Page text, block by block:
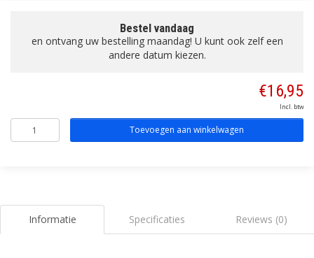
Bestel vandaag
en ontvang uw bestelling maandag! U kunt ook zelf een
andere datum kiezen.
€16,95
Incl. btw
Toevoegen aan winkelwagen
Informatie Specificaties Reviews (0)